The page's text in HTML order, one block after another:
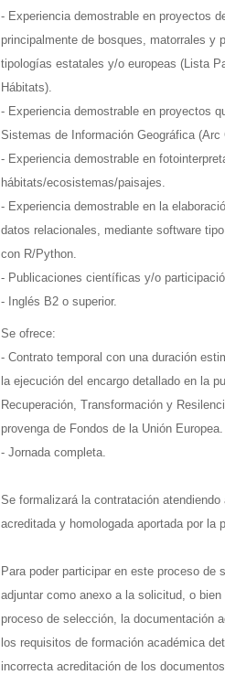
- Experiencia demostrable en proyectos
principalmente de bosques, matorrales y
tipologías estatales y/o europeas (Lista
Hábitats).
- Experiencia demostrable en proyectos
Sistemas de Información Geográfica
- Experiencia demostrable en
hábitats/ecosistemas/paisajes.
- Experiencia demostrable en la
datos relacionales, mediante software
con R/Python.
- Publicaciones científicas y/o
- Inglés B2 o superior.
Se ofrece:
- Contrato temporal con una duración
la ejecución del encargo detallado en la
Recuperación, Transformación y
provenga de Fondos de la Unión Europea.
- Jornada completa.
Se formalizará la contratación
acreditada y homologada aportada por la
Para poder participar en este proceso de
adjuntar como anexo a la solicitud, o bien
proceso de selección, la documentación
los requisitos de formación académica
incorrecta acreditación de los